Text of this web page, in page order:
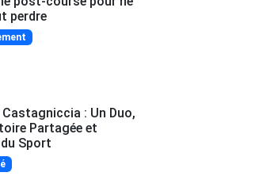
perdre
Castagniccia : Un Duo,
Partagée et
Sport